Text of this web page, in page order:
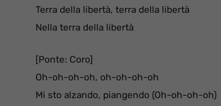
Terra della libertà, terra della libertà
Nella terra della libertà
[Ponte: Coro]
Oh-oh-oh-oh, oh-oh-oh-oh
Mi sto alzando, piangendo (Oh-oh-oh-oh)